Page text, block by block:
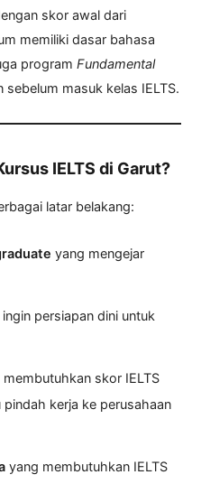
skor awal dari
memiliki dasar bahasa
programFundamental
masuk kelas IELTS.
IELTS di Garut?
latar belakang:
yang mengejar
persiapan dini untuk
membutuhkan skor IELTS
kerja ke perusahaan
yang membutuhkan IELTS